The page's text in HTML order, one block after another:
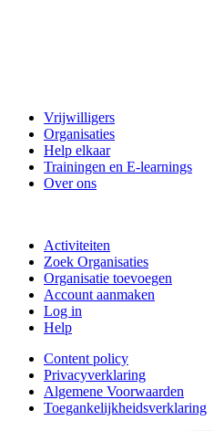
Vrijwilligers
Organisaties
Help elkaar
Trainingen en E-learnings
Over ons
Activiteiten
Zoek Organisaties
Organisatie toevoegen
Account aanmaken
Log in
Help
Content policy
Privacyverklaring
Algemene Voorwaarden
Toegankelijkheidsverklaring